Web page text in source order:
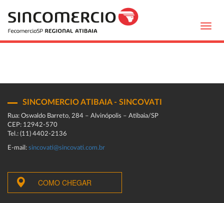
SINCOMERCIO ATIBAIA - SINCOVATI
Rua: Oswaldo Barreto, 284 – Alvinópolis – Atibaia/SP
CEP: 12942-570
Tel.: (11) 4402-2136
E-mail: sincovati@sincovati.com.br
COMO CHEGAR